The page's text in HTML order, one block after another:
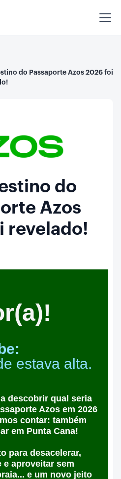
do Passaporte Azos 2026 foi
do
Azos
revelado!
estava alta.
descobrir qual seria
Azos em 2026
contar: também
em Punta Cana!
para desacelerar,
e aproveitar sem
e um novo jeito